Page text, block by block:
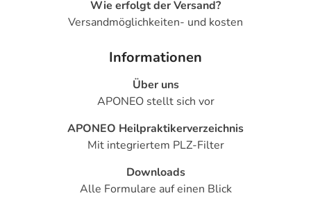
Wie erfolgt der Versand?
Versandmöglichkeiten- und kosten
Informationen
Über uns
APONEO stellt sich vor
APONEO Heilpraktikerverzeichnis
Mit integriertem PLZ-Filter
Downloads
Alle Formulare auf einen Blick